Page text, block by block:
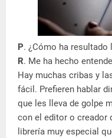
P. ¿Cómo ha resultado
R. Me ha hecho
Hay muchas cribas y
fácil. Prefieren hablar
que les lleva de golpe
con el editor o creador
librería muy especial